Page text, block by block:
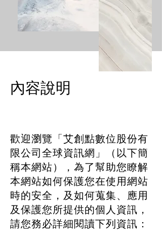
內容說明
歡迎瀏覽「艾創點數位股份有
限公司全球資訊網」（以下簡
稱本網站），為了幫助您瞭解
本網站如何保護您在使用網站
時的安全，及如何蒐集、應用
及保護您所提供的個人資訊，
請您務必詳細閱讀下列資訊：​